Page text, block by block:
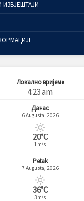
ИЗВЈЕШТАЈИ
Локално вријеме
4:23 am
Данас
6 Augusta, 2026
20°C
1m/s
Petak
7 Augusta, 2026
36°C
3m/s